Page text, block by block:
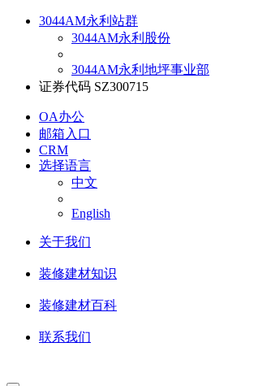
3044AM永利站群
3044AM永利股份
3044AM永利地坪事业部
证券代码 SZ300715
OA办公
邮箱入口
CRM
选择语言
中文
English
关于我们
装修建材知识
装修建材百科
联系我们